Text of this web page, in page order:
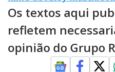
Os textos aqui
refletem
opinião do Grupo